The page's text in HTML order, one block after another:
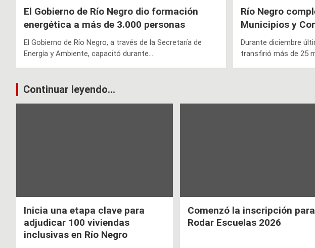
El Gobierno de Río Negro dio formación
energética a más de 3.000 personas
El Gobierno de Río Negro, a través de la Secretaría de
Energía y Ambiente, capacitó durante…
Río Negro
Municipios y
Durante diciembre
transfirió más de 25
Continuar leyendo...
Inicia una etapa clave para
adjudicar 100 viviendas
inclusivas en Río Negro
Comenzó la inscripción
Rodar Escuelas 2026